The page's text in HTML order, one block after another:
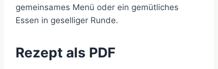
gemeinsames Menü oder ein gemütliches
Essen in geselliger Runde.
Rezept als PDF